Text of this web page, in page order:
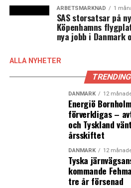
Spanien blir fullvärdig medlem av
Allt fler nyanlända i arbete i
statsbidrag
ARBETSMARKNAD 1
SAS storsatsar på
Köpenhamns
nya jobb i Danmark
ALLA NYHETER
TRENDING
DANMARK 12
Energiö
förverkligas –
och Tyskland
årsskiftet
DANMARK 12
Tyska
kommande
tre år försenad